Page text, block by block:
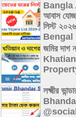
Bangla
আবাস
লিস্ট
Bengal
জমির দাগ
লক্ষ্মীর